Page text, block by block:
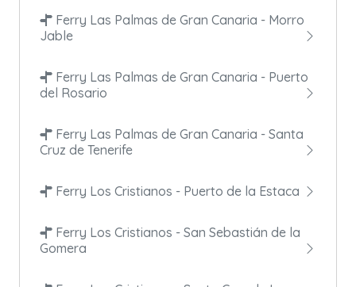
Ferry Las Palmas de Gran Canaria - Morro
Jable
Ferry Las Palmas de Gran Canaria - Puerto
del Rosario
Ferry Las Palmas de Gran Canaria - Santa
Cruz de Tenerife
Ferry Los Cristianos - Puerto de la Estaca
Ferry Los Cristianos - San Sebastián de la
Gomera